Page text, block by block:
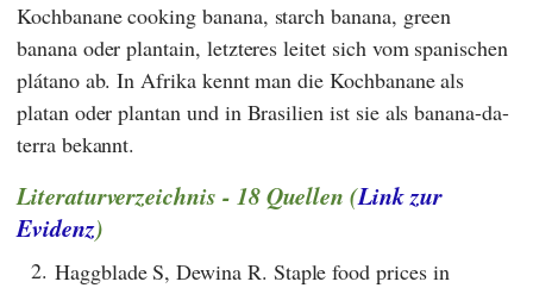
Kochbanane cooking banana, starch banana, green
banana oder plantain, letzteres leitet sich vom spanischen
plátano ab. In Afrika kennt man die Kochbanane als
platan oder plantan und in Brasilien ist sie als banana-da-
terra bekannt.
Literaturverzeichnis - 18 Quellen (Link zur
Evidenz)
2. Haggblade S, Dewina R. Staple food prices in